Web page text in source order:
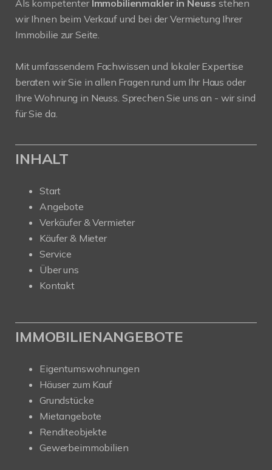
Als kompetenter Immobilienmakler in Neuss stehen
wir Ihnen beim Verkauf und bei der Vermietung Ihrer
Immobilie zur Seite.
Mit umfassendem Fachwissen und lokaler Expertise
beraten wir Sie in allen Fragen rund um Ihr Haus oder
Ihre Wohnung in Neuss. Sprechen Sie uns an - wir sind
für Sie da.
INHALT
Start
Angebote
Verkäufer & Vermieter
Käufer & Mieter
Service
Über uns
Kontakt
IMMOBILIENANGEBOTE
Eigentumswohnungen
Häuser zum Kauf
Grundstücke
Mietangebote
Renditeobjekte
Gewerbeimmobilien